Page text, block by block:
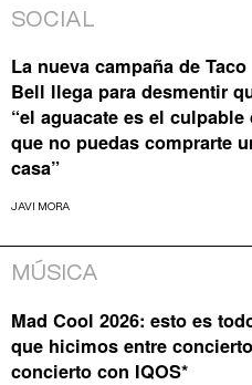
SOCIAL
La nueva campaña de Taco
Bell llega para desmentir
“el aguacate es el culpable
que no puedas comprarte
casa”
JAVI MORA
MÚSICA
Mad Cool 2026: esto es
que hicimos entre
concierto con IQOS*